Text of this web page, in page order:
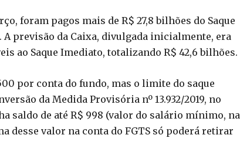
foram pagos mais de R$ 27,8 bilhões do Saque
previsão da Caixa, divulgada inicialmente, era
ao Saque Imediato, totalizando R$ 42,6 bilhões.
por conta do fundo, mas o limite do saque
da Medida Provisória nº 13.932/2019, no
saldo de até R$ 998 (valor do salário mínimo, na
desse valor na conta do FGTS só poderá retirar